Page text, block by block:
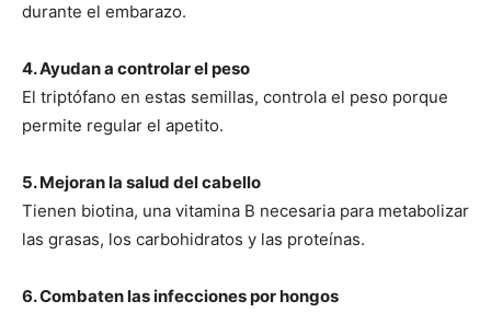
durante el embarazo.
4. Ayudan a controlar el peso
El triptófano en estas semillas, controla el peso porque
permite regular el apetito.
5. Mejoran la salud del cabello
Tienen biotina, una vitamina B necesaria para metabolizar
las grasas, los carbohidratos y las proteínas.
6. Combaten las infecciones por hongos